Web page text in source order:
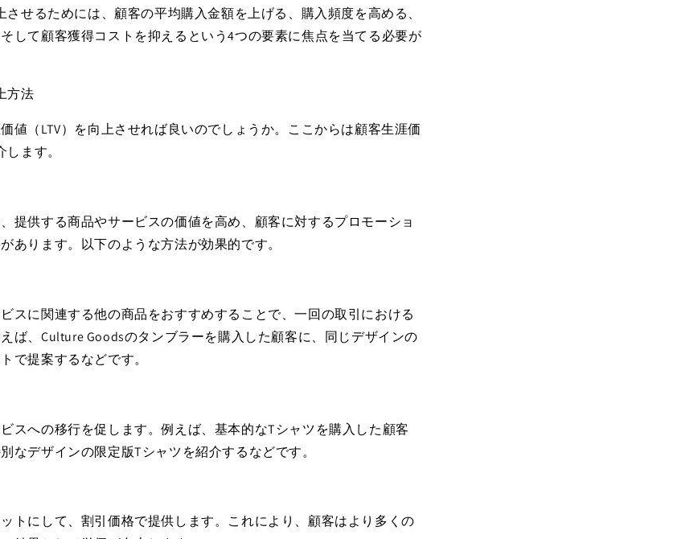
させるためには、顧客の平均購入金額を上げる、購入頻度を高める、
して顧客獲得コストを抑えるという4つの要素に焦点を当てる必要が
方法
値（LTV）を向上させれば良いのでしょうか。ここからは顧客生涯価
ます。
提供する商品やサービスの価値を高め、顧客に対するプロモーショ
あります。以下のような方法が効果的です。
スに関連する他の商品をおすすめすることで、一回の取引における
ば、Culture Goodsのタンブラーを購入した顧客に、同じデザインの
で提案するなどです。
スへの移行を促します。例えば、基本的なTシャツを購入した顧客
なデザインの限定版Tシャツを紹介するなどです。
トにして、割引価格で提供します。これにより、顧客はより多くの